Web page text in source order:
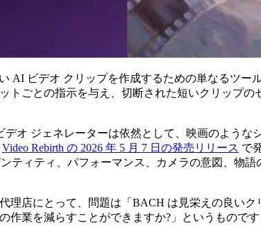
AI ビデオ クリップを作成するための単なるツ
トごとの指示を与え、切断された短いクリップ
オ ジェネレーターは依然として、映画のよう
Video Rebirth の 2026 年 5 月 7 日の発売リリース で
ティティ、パフォーマンス、カメラの意図、物
理店にとって、問題は「BACH は見栄えの良い
作業を減らすことができますか?」というもので